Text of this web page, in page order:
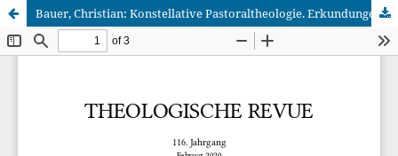
Bauer, Christian: Konstellative Pastoraltheologie. Erkundungen zwischen Diskursarchiven und Praxisfeldern